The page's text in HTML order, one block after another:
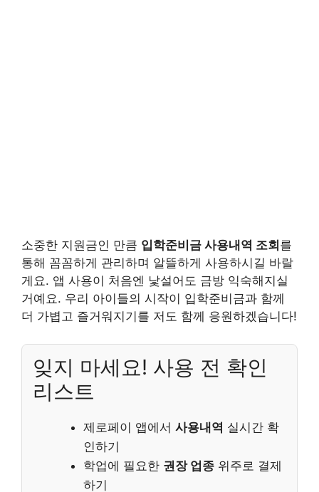
소중한 지원금인 만큼 입학준비금 사용내역 조회 를
통해 꼼꼼하게 관리하며 알뜰하게 사용하시길 바랄
게요. 앱 사용이 처음엔 낯설어도 금방 익숙해지실
거예요. 우리 아이들의 시작이 입학준비금과 함께
더 가볍고 즐거워지기를 저도 함께 응원하겠습니다!
잊지 마세요! 사용 전 확인
리스트
제로페이 앱에서 사용내역 실시간 확
인하기
학업에 필요한 권장 업종 위주로 결제
하기